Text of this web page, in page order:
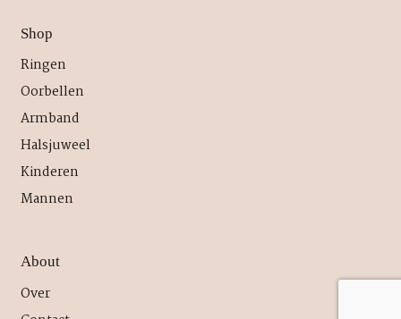
Shop
Ringen
Oorbellen
Armband
Halsjuweel
Kinderen
Mannen
About
Over